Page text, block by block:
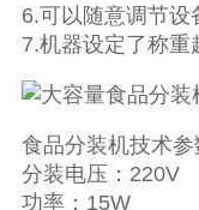
6.可以随意调节设
7.机器设定了称
食品分装机技术参
分装电压：220V
功率：15W